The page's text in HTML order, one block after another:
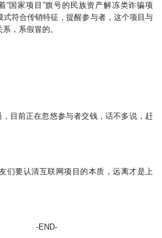
“国家项目”旗号的民族资产解冻类诈骗项
式符合传销特征，提醒参与者，这个项目与
，系假冒的。
，目前正在忽悠参与者交钱，话不多说，赶
们要认清互联网项目的本质，远离才是上